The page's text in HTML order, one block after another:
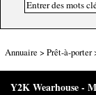
Annuaire > Prêt-à-porter
Y2K Wearhouse -